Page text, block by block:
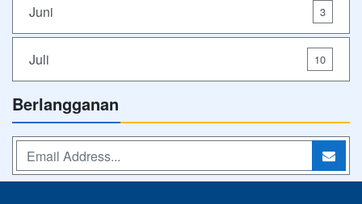
Juni 3
Juli 10
Berlangganan